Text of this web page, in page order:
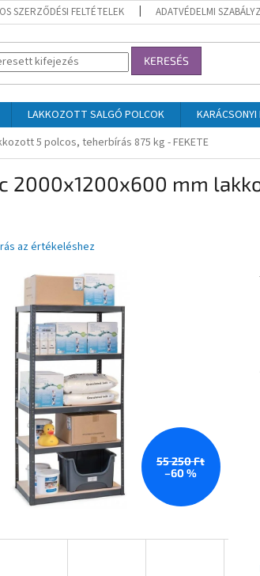
SZERZŐDÉSI FELTÉTELEK ADATVÉDELMI
KERESÉS
LAKKOZOTT SALGÓ POLCOK
5 polcos, teherbírás 875 kg - FEKETE
2000x1200x600 mm
az értékeléshez
55 250 Ft
–60 %